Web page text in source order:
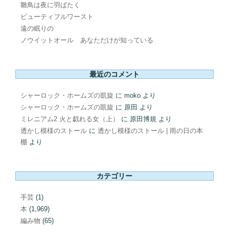
雛鳥は夜に羽ばたく
ビューティフルワースト
遠の眠りの
ノウイットオール あなただけが知っている
最近のコメント
シャーロック・ホームズの凱旋 に moko より
シャーロック・ホームズの凱旋 に 原田 より
ミレニアム2 火と戯れる女（上）
に 原田博規 より
透かし模様のストール に 透かし模様のストール | 雨の日の本
棚 より
カテゴリー
手芸 (1)
本 (1,969)
編み物 (65)